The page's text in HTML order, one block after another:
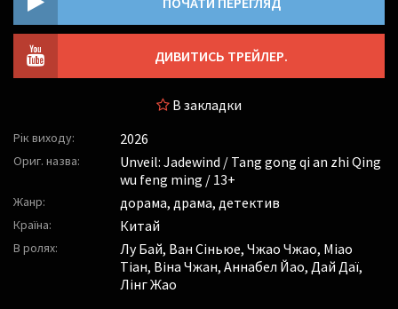
ДИВИТИСЬ ТРЕЙЛЕР.
В закладки
Рік виходу: 2026
Ориг. назва:
Unveil: Jadewind / Tang gong qi an zhi Qing
wu feng ming / 13+
Жанр: дорама, драма, детектив
Країна: Китай
В ролях: Лу Бай, Ван Сіньюе, Чжао Чжао, Міао
Тіан, Віна Чжан, Аннабел Йао, Дай Даї,
Лінг Жао